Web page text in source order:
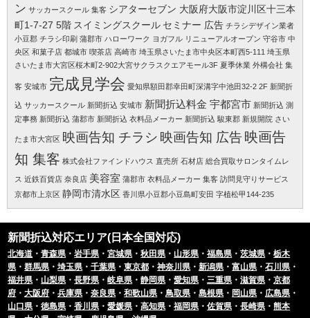
ン サッカースクール 集客 シアターセブン 大阪府大阪市淀川区十三本
町1-7-27 5階 スイミングスクール セミナー 広告 チラシデザイン業者
小豆郡 チラシ印刷 蒲郡市 ハローワーク ヨガフル リニューアルオープン 守谷市 中
央区 和菓子店 都城市 喫茶店 高崎市 埼玉県さいたま市中央区本町西5-111 埼玉県
さいたま市大宮区桜木町2-902大宮サクラスクエアモール3F 夏季休業 外構会社 集
客 安城市 完成見学会 愛知県額田郡幸田町深溝字中池田32-2 2F 新聞折
込 サッカースクール 新聞折込 安城市 新聞折込料金 宇都宮市 新聞折込 測
定事務 新聞折込 蒲郡市 新聞折込 衣料品メーカー 新聞折込 駿東郡 新規開院 さい
たま市大宮区 映画告知 チラシ 映画告知 広告映画告
知 集客 株式会社ファインドハウス 直売所 石材店 総合買取サロンタイムレ
ス 近鉄百貨店 奈良店 美容室 蒲郡市 衣料品メーカー 集客 訪問見守りサービス
京都市上京区 静岡市清水区 香川県小豆郡小豆島町安田 字植松甲144-235
新聞折込対応エリア(日本全国対応)
北海道 ・青森県 ・岩手県 ・宮城県 ・秋田県 ・ 山形県 ・福島県 ・茨城県 ・栃木
県 ・群馬県 ・埼玉県 ・千葉県 ・東京都 ・神奈川県 ・新潟県 ・富山県 ・石川県 ・
福井県 ・ 山梨県 ・長野県 ・岐阜県 ・静岡県 ・愛知県 ・ 三重県 ・滋賀県 ・京都
府 ・大阪府 ・兵庫県 ・奈良県 ・和歌山県 ・鳥取県 ・島根県 ・ 岡山県 ・ 広島県 ・
山口県 ・徳島県 ・香川県 ・愛媛県 ・高知県 ・福岡県 ・佐賀県 ・長崎県 ・熊本